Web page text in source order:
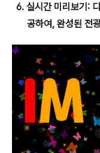
6. 실시간 미리보기:
공하여, 완성된 전